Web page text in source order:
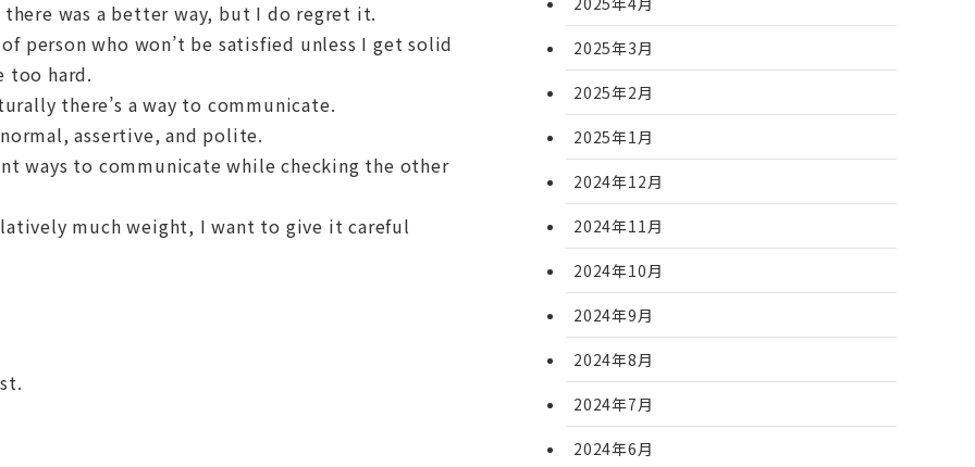
was a better way, but I do regret it.
person who won’t be satisfied unless I get solid
too hard.
there’s a way to communicate.
assertive, and polite.
ways to communicate while checking the other
much weight, I want to give it careful
2025年3月
2025年2月
2025年1月
2024年12月
2024年11月
2024年10月
2024年9月
2024年8月
2024年7月
2024年6月